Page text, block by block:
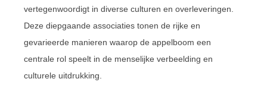
vertegenwoordigt in diverse culturen en overleveringen.
Deze diepgaande associaties tonen de rijke en
gevarieerde manieren waarop de appelboom een
centrale rol speelt in de menselijke verbeelding en
culturele uitdrukking.